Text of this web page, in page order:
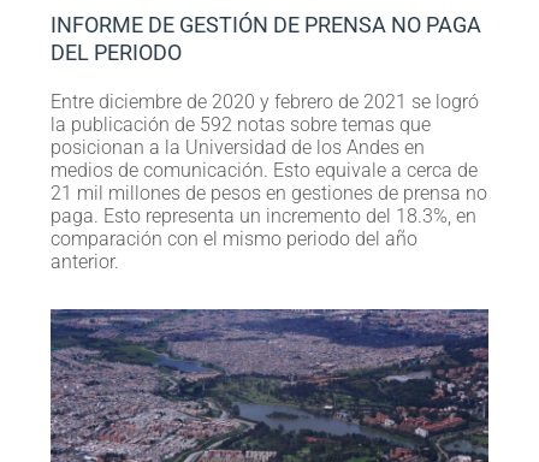
INFORME DE GESTIÓN DE PRENSA NO PAGA
DEL PERIODO
Entre diciembre de 2020 y febrero de 2021 se logró
la publicación de 592 notas sobre temas que
posicionan a la Universidad de los Andes en
medios de comunicación. Esto equivale a cerca de
21 mil millones de pesos en gestiones de prensa no
paga. Esto representa un incremento del 18.3%, en
comparación con el mismo periodo del año
anterior.